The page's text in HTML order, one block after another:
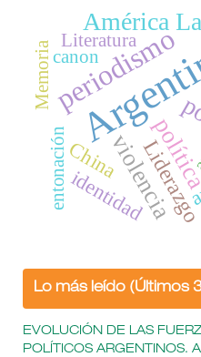
periodismo
América
violencia
China
identidad
entonación
Literatura
canon
Memoria
Lo más leído (Últimos
EVOLUCIÓN DE LAS
POLÍTICOS ARGENTINOS.